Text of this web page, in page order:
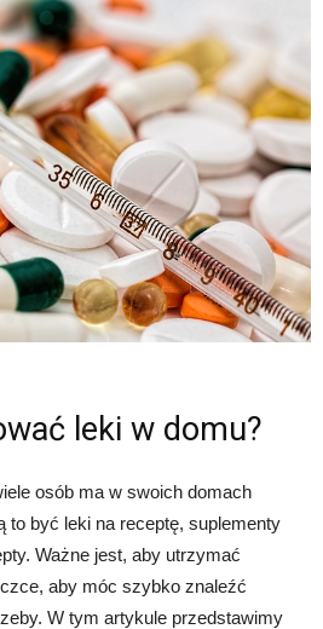
leki w domu?
osób ma w swoich domach
to być leki na receptę, suplementy
Ważne jest, aby utrzymać
aby móc szybko znaleźć
W tym artykule przedstawimy